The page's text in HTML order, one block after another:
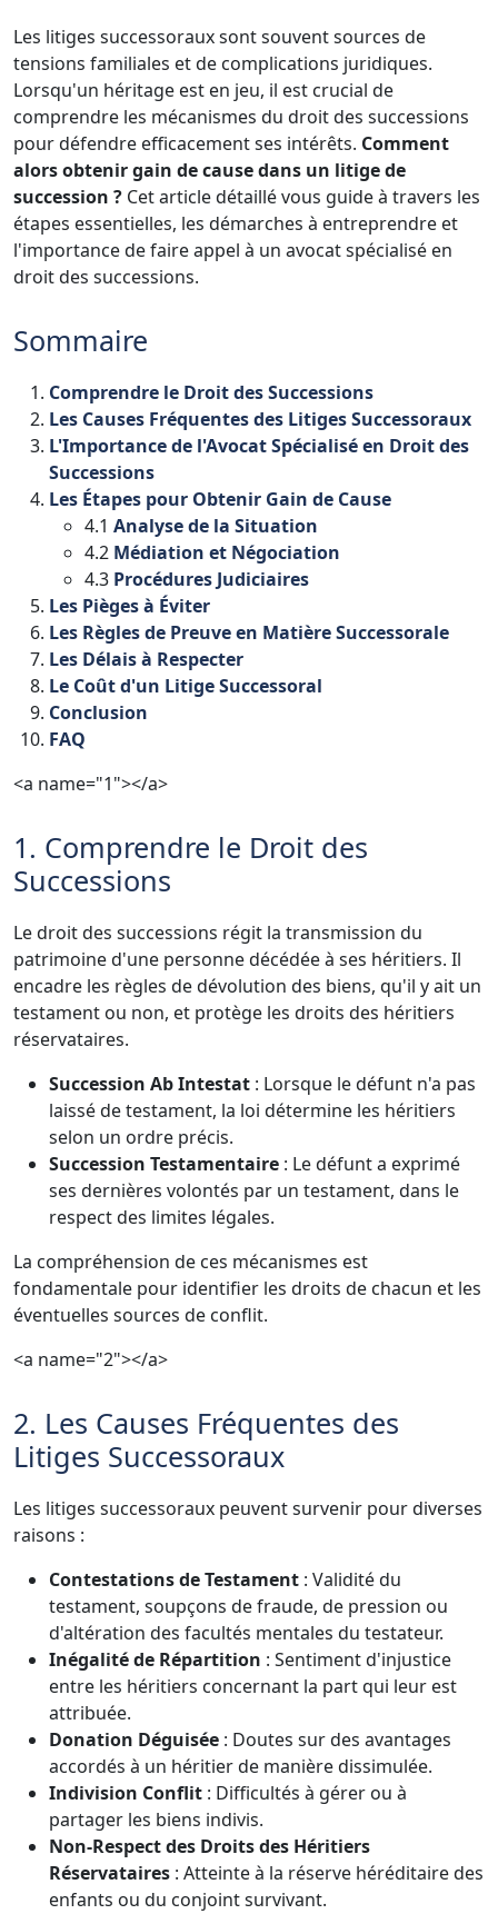
Les litiges successoraux sont souvent sources de
tensions familiales et de complications juridiques.
Lorsqu'un héritage est en jeu, il est crucial de
comprendre les mécanismes du droit des successions
pour défendre efficacement ses intérêts. Comment
alors obtenir gain de cause dans un litige de
succession ? Cet article détaillé vous guide à travers les
étapes essentielles, les démarches à entreprendre et
l'importance de faire appel à un avocat spécialisé en
droit des successions.
Sommaire
Comprendre le DroitdesSuccessions
Les Causes Fréquentesdes LitigesSuccessoraux
L'Importancede l'AvocatSpécialiséen Droitdes
Successions
Les Étapes pour Obtenir Gain de Cause
4.1 Analysede la Situation
4.2 Médiation et Négociation
4.3 Procédures Judiciaires
Les Piègesà Éviter
Les Règlesde Preuveen MatièreSuccessorale
Les Délaisà Respecter
Le Coûtd'un LitigeSuccessoral
Conclusion
FAQ
<a name="1"></a>
1. Comprendre le Droit des
Successions
Le droit des successions régit la transmission du
patrimoine d'une personne décédée à ses héritiers. Il
encadre les règles de dévolution des biens, qu'il y ait un
testament ou non, et protège les droits des héritiers
réservataires.
Succession Ab Intestat : Lorsque le défunt n'a pas
laissé de testament, la loi détermine les héritiers
selon un ordre précis.
Succession Testamentaire : Le défunt a exprimé
ses dernières volontés par un testament, dans le
respect des limites légales.
La compréhension de ces mécanismes est
fondamentale pour identifier les droits de chacun et les
éventuelles sources de conflit.
<a name="2"></a>
2. Les Causes Fréquentes des
Litiges Successoraux
Les litiges successoraux peuvent survenir pour diverses
raisons :
Contestations de Testament : Validité du
testament, soupçons de fraude, de pression ou
d'altération des facultés mentales du testateur.
Inégalité de Répartition : Sentiment d'injustice
entre les héritiers concernant la part qui leur est
attribuée.
Donation Déguisée : Doutes sur des avantages
accordés à un héritier de manière dissimulée.
Indivision Conflit : Difficultés à gérer ou à
partager les biens indivis.
Non-Respect des Droits des Héritiers
Réservataires : Atteinte à la réserve héréditaire des
enfants ou du conjoint survivant.